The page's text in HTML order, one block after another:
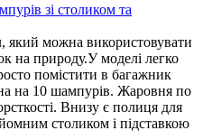
зі столиком та
можна використовувати
на природу.У моделі легко
помістити в багажник
на 10 шампурів. Жаровня по
Внизу є полиця для
столиком і підставкою